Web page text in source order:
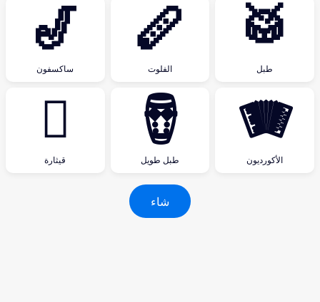
🥁
طبل
🪈
الفلوت
🎷
ساكسفون
🪗
الأكورديون
🪘
طبل طويل
🪉
قيثارة
شاء